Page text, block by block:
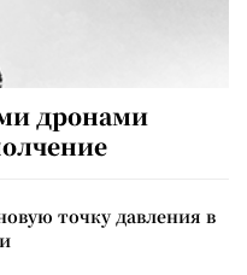
дронами
точку давления в